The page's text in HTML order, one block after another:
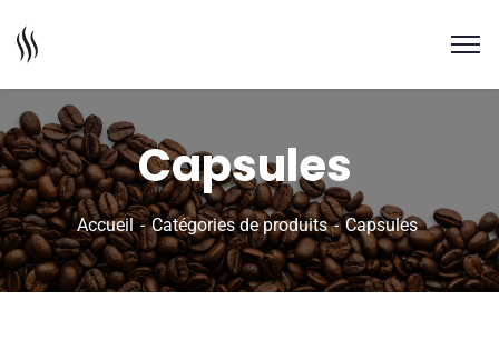
Capsules
Accueil Catégories de produits Capsules